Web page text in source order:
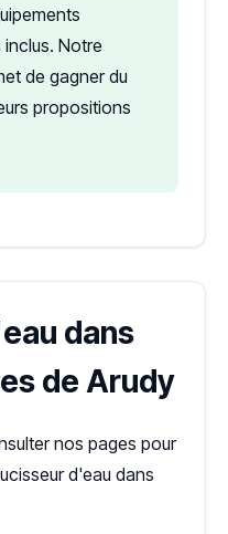
Notre
de gagner du
propositions
dans
de Arudy
nos pages pour
d'eau dans